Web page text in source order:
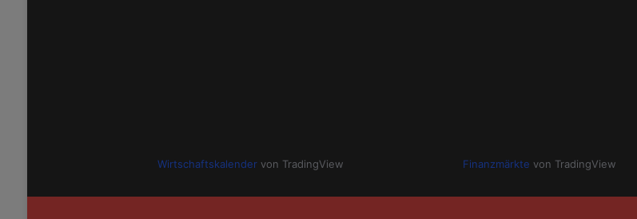
Wirtschaftskalender von TradingView Finanzmärkte von TradingView